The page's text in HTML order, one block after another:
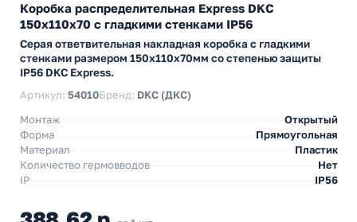
Коробка распределительная Express DKC
150х110х70 с гладкими стенками IP56
Серая ответвительная накладная коробка с гладкими
стенками размером 150х110х70мм со степенью защиты
IP56 DKC Express.
Артикул: 54010Бренд: DKC (ДКС)
Монтаж
Открытый
Форма
Прямоугольная
Материал
Пластик
Количество гермовводов
Нет
IP
IP56